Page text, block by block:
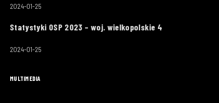
2024-01-25
Statystyki OSP 2023 – woj. wielkopolskie 4
2024-01-25
MULTIMEDIA